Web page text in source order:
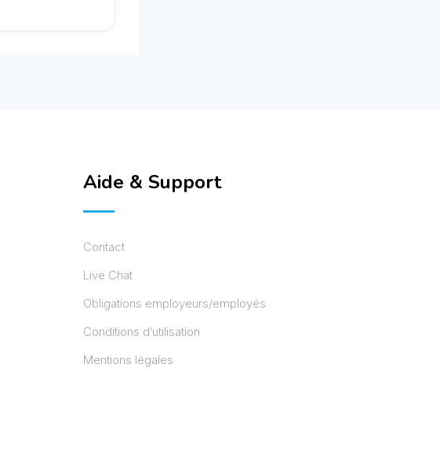
Aide & Support
Contact
Live Chat
Obligations employeurs/employés
Conditions d’utilisation
Mentions légales